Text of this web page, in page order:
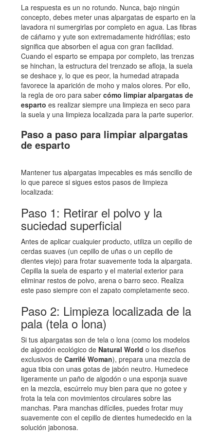
La respuesta es un no rotundo. Nunca, bajo ningún
concepto, debes meter unas alpargatas de esparto en la
lavadora ni sumergirlas por completo en agua. Las fibras
de cáñamo y yute son extremadamente hidrófilas; esto
significa que absorben el agua con gran facilidad.
Cuando el esparto se empapa por completo, las trenzas
se hinchan, la estructura del trenzado se afloja, la suela
se deshace y, lo que es peor, la humedad atrapada
favorece la aparición de moho y malos olores. Por ello,
la regla de oro para sabercómo limpiar alpargatas de
esparto es realizar siempre una limpieza en seco para
la suela y una limpieza localizada para la parte superior.
Paso a paso para limpiar alpargatas
de esparto
Mantener tus alpargatas impecables es más sencillo de
lo que parece si sigues estos pasos de limpieza
localizada:
Paso 1: Retirar el polvo y la
suciedad superficial
Antes de aplicar cualquier producto, utiliza un cepillo de
cerdas suaves (un cepillo de uñas o un cepillo de
dientes viejo) para frotar suavemente toda la alpargata.
Cepilla la suela de esparto y el material exterior para
eliminar restos de polvo, arena o barro seco. Realiza
este paso siempre con el zapato completamente seco.
Paso 2: Limpieza localizada de la
pala (tela o lona)
Si tus alpargatas son de tela o lona (como los modelos
de algodón ecológico de Natural World o los diseños
exclusivos deCarrilé Woman), prepara una mezcla de
agua tibia con unas gotas de jabón neutro. Humedece
ligeramente un paño de algodón o una esponja suave
en la mezcla, escúrrelo muy bien para que no gotee y
frota la tela con movimientos circulares sobre las
manchas. Para manchas difíciles, puedes frotar muy
suavemente con el cepillo de dientes humedecido en la
solución jabonosa.